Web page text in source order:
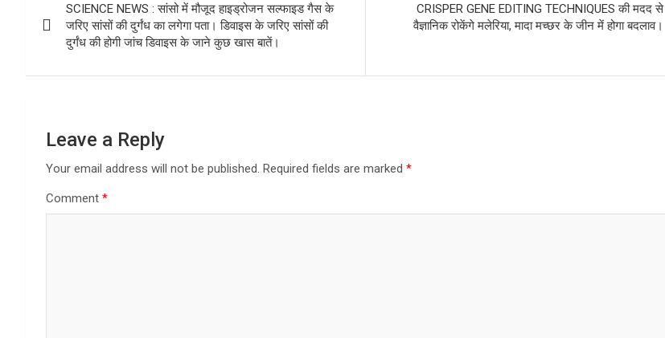
navigation
SCIENCE NEWS : सांसो में मौजूद हाइड्रोजन सल्फाइड गैस के
जरिए सांसों की दुर्गंध का लगेगा पता। डिवाइस के जरिए सांसों की
दुर्गंध की होगी जांच डिवाइस के जाने कुछ खास बातें।
CRISPER GENE EDITING TECHNIQUES की मदद से
वैज्ञानिक रोकेंगे मलेरिया, मादा मच्छर के जीन में होगा बदलाव।
Leave a Reply
Your email address will not be published. Required fields are marked *
Comment *